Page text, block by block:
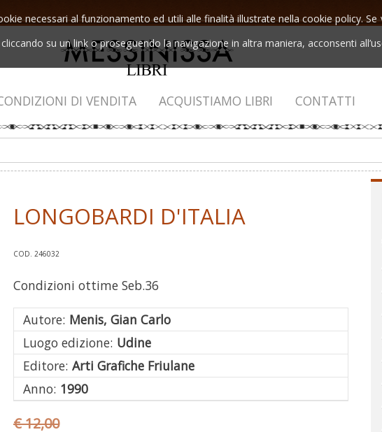
necessari al funzionamento ed utili alle finalità illustrate nella cookie policy.
su un link o proseguendo la navigazione in altra maniera, acconsenti
DI VENDITA ACQUISTIAMO LIBRI CONTATTI
LONGOBARDI D'ITALIA
COD. 246032
Condizioni ottime Seb.36
Autore: Menis, Gian Carlo
Luogo edizione: Udine
Editore: Arti Grafiche Friulane
Anno: 1990
€ 12,00